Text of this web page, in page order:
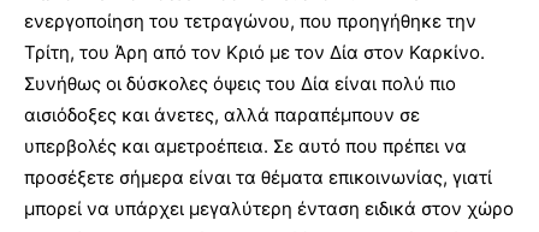
ενεργοποίηση του τετραγώνου, που προηγήθηκε την
Τρίτη, του Άρη από τον Κριό με τον Δία στον Καρκίνο.
Συνήθως οι δύσκολες όψεις του Δία είναι πολύ πιο
αισιόδοξες και άνετες, αλλά παραπέμπουν σε
υπερβολές και αμετροέπεια. Σε αυτό που πρέπει να
προσέξετε σήμερα είναι τα θέματα επικοινωνίας, γιατί
μπορεί να υπάρχει μεγαλύτερη ένταση ειδικά στον χώρο